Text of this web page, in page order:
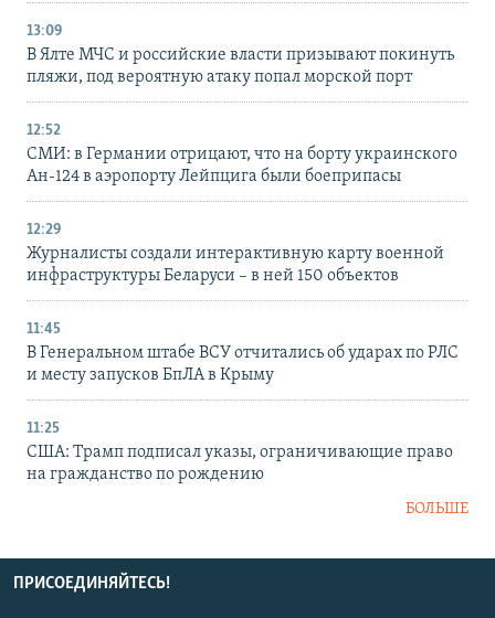
13:09
В Ялте МЧС и российские власти призывают покинуть
пляжи, под вероятную атаку попал морской порт
12:52
СМИ: в Германии отрицают, что на борту украинского
Ан-124 в аэропорту Лейпцига были боеприпасы
12:29
Журналисты создали интерактивную карту военной
инфраструктуры Беларуси – в ней 150 объектов
11:45
В Генеральном штабе ВСУ отчитались об ударах по РЛС
и месту запусков БпЛА в Крыму
11:25
США: Трамп подписал указы, ограничивающие право
на гражданство по рождению
БОЛЬШЕ
ПРИСОЕДИНЯЙТЕСЬ!